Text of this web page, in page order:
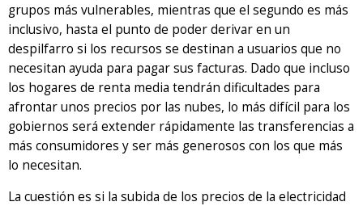
grupos más vulnerables, mientras que el segundo es más
inclusivo, hasta el punto de poder derivar en un
despilfarro si los recursos se destinan a usuarios que no
necesitan ayuda para pagar sus facturas. Dado que incluso
los hogares de renta media tendrán dificultades para
afrontar unos precios por las nubes, lo más difícil para los
gobiernos será extender rápidamente las transferencias a
más consumidores y ser más generosos con los que más
lo necesitan.
La cuestión es si la subida de los precios de la electricidad